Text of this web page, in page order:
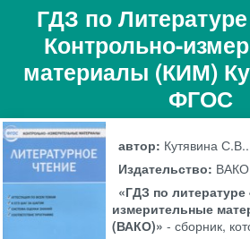
ГДЗ по
Контрольно-
материалы (КИМ)
ФГОС
автор: Кутявина С.В..
Издательство: ВАКО
«ГДЗ по
измерительные
(ВАКО)» - сборник,